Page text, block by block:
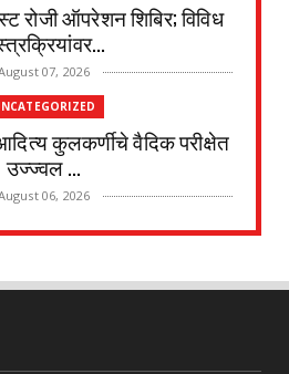
रोजी ऑपरेशन शिबिर; विविध
07, 2026
कुलकर्णीचे वैदिक परीक्षेत
उज्ज्वल ...
06, 2026
04, 2026
कार्यकारी सहकारी विकास